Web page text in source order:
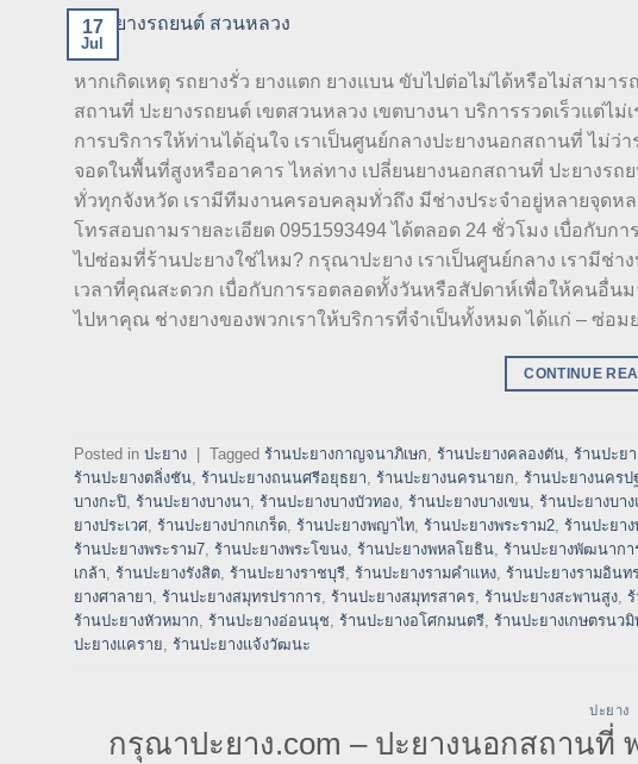
17
Jul
หากเกิดเหตุ รถยางรั่ว ยางแตก ยางแบน ขับไปต่อไม่ได้หรือไม่สามา
สถานที่ ปะยางรถยนต์ เขตสวนหลวง เขตบางนา บริการรวดเร็วแต่ไ
การบริการให้ท่านได้อุ่นใจ เราเป็นศูนย์กลางปะยางนอกสถานที่ ไม่
จอดในพื้นที่สูงหรืออาคาร ไหล่ทาง เปลี่ยนยางนอกสถานที่ ปะยางร
ทั่วทุกจังหวัด เรามีทีมงานครอบคลุมทั่วถึง มีช่างประจำอยู่หลายจุด
โทรสอบถามรายละเอียด 0951593494 ได้ตลอด 24 ชั่วโมง เบื่อกับก
ไปซ่อมที่ร้านปะยางใช่ไหม? กรุณาปะยาง เราเป็นศูนย์กลาง เรามี
เวลาที่คุณสะดวก เบื่อกับการรอตลอดทั้งวันหรือสัปดาห์เพื่อให้คนอื่
ไปหาคุณ ช่างยางของพวกเราให้บริการที่จำเป็นทั้งหมด ได้แก่ – ซ่อ
CONTINUE
Posted in ปะยาง Tagged ร้านปะยางกาญจนาภิเษก, ร้านปะยางคลองตัน, ร้านปะย
ร้านปะยางตลิ่งชัน, ร้านปะยางถนนศรีอยุธยา, ร้านปะยางนครนายก, ร้านปะยางนครป
บางกะปิ, ร้านปะยางบางนา, ร้านปะยางบางบัวทอง, ร้านปะยางบางเขน, ร้านปะยางบา
ยางประเวศ, ร้านปะยางปากเกร็ด, ร้านปะยางพญาไท, ร้านปะยางพระราม2, ร้านปะยาง
ร้านปะยางพระราม7, ร้านปะยางพระโขนง, ร้านปะยางพหลโยธิน, ร้านปะยางพัฒนากา
เกล้า, ร้านปะยางรังสิต, ร้านปะยางราชบุรี, ร้านปะยางรามคำแหง, ร้านปะยางรามอินท
ยางศาลายา, ร้านปะยางสมุทรปราการ, ร้านปะยางสมุทรสาคร, ร้านปะยางสะพานสูง,
ร้านปะยางหัวหมาก, ร้านปะยางอ่อนนุช, ร้านปะยางอโศกมนตรี, ร้านปะยางเกษตรนวมิ
ปะยางแคราย, ร้านปะยางแจ้งวัฒนะ
ปะยาง
กรุณาปะยาง.com – ปะยางนอกสถานที่